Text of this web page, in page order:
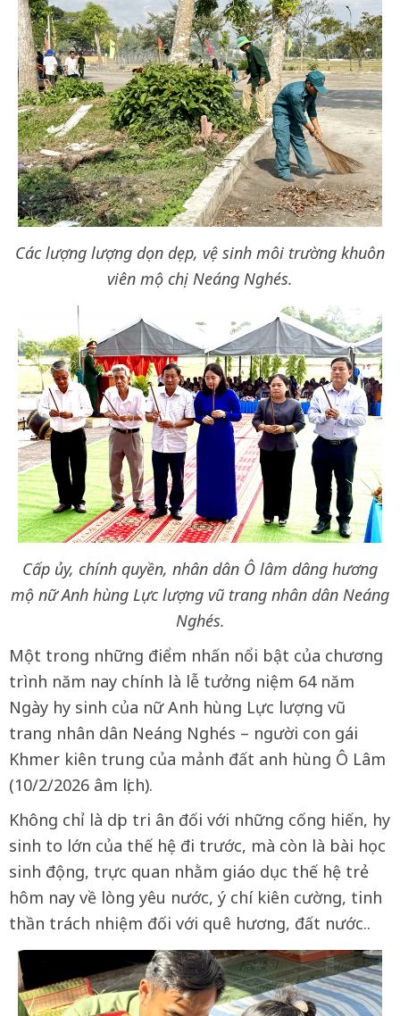
Các lượng lượng dọn dẹp, vệ sinh môi trường khuôn
viên mộ chị Neáng Nghés.
Cấp ủy, chính quyền, nhân dân Ô lâm dâng hương
mộ nữ Anh hùng Lực lượng vũ trang nhân dân Neáng
Nghés.
Một trong những điểm nhấn nổi bật của chương
trình năm nay chính là lễ tưởng niệm 64 năm
Ngày hy sinh của nữ Anh hùng Lực lượng vũ
trang nhân dân Neáng Nghés – người con gái
Khmer kiên trung của mảnh đất anh hùng Ô Lâm
(10/2/2026 âm lịch).
Không chỉ là dịp tri ân đối với những cống hiến, hy
sinh to lớn của thế hệ đi trước, mà còn là bài học
sinh động, trực quan nhằm giáo dục thế hệ trẻ
hôm nay về lòng yêu nước, ý chí kiên cường, tinh
thần trách nhiệm đối với quê hương, đất nước..